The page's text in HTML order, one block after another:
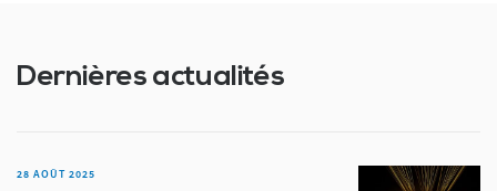
Dernières actualités
28 AOÛT 2025